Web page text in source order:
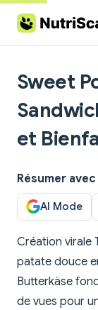
Skip to content
Sweet
et
Résumer avec
AI Mode
Création virale
patate douce
Butterkäse
de vues pour